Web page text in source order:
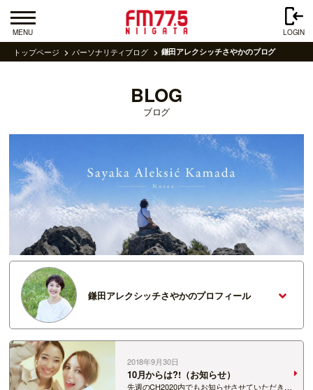
MENU LOGIN
トップページ パーソナリティブログ 鎌田アレクシッチさやかのブログ
BLOG
ブログ
鎌田アレクシッチさやかのプロフィール
2018年9月30日
10月からは?!（お知らせ）
先週のCH2020内でもお知らせさせていただきま